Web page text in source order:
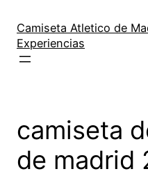
contenido
Camiseta Atletico de
Experiencias
camiseta
de madrid